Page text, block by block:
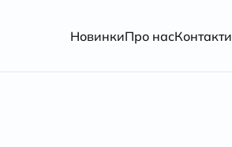
НовинкиПро насКонтакти